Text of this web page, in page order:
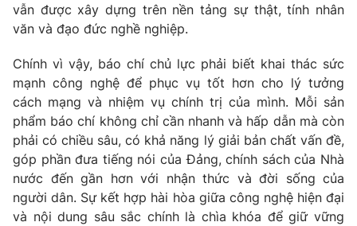
vẫn được xây dựng trên nền tảng sự thật, tính nhân
văn và đạo đức nghề nghiệp.
Chính vì vậy, báo chí chủ lực phải biết khai thác sức
mạnh công nghệ để phục vụ tốt hơn cho lý tưởng
cách mạng và nhiệm vụ chính trị của mình. Mỗi sản
phẩm báo chí không chỉ cần nhanh và hấp dẫn mà còn
phải có chiều sâu, có khả năng lý giải bản chất vấn đề,
góp phần đưa tiếng nói của Đảng, chính sách của Nhà
nước đến gần hơn với nhận thức và đời sống của
người dân. Sự kết hợp hài hòa giữa công nghệ hiện đại
và nội dung sâu sắc chính là chìa khóa để giữ vững